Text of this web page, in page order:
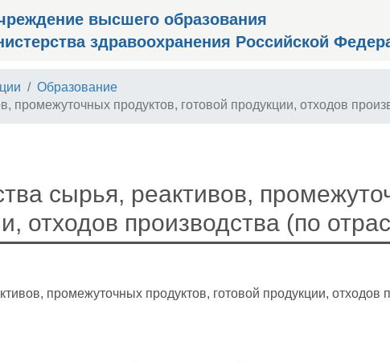
высшего образования
здравоохранения Российской
Образование
промежуточных продуктов, готовой продукции, отходов
сырья, реактивов,
отходов производства (по
промежуточных продуктов, готовой продукции, отходов